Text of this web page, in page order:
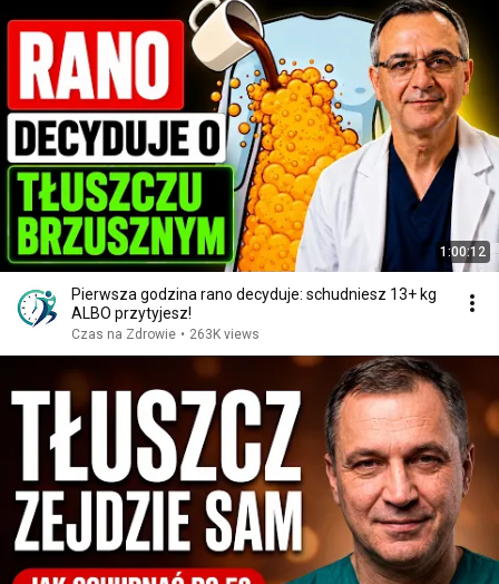
1:00:12
Pierwsza godzina rano decyduje: schudniesz 13+ kg
ALBO przytyjesz!
Czas na Zdrowie • 263K views